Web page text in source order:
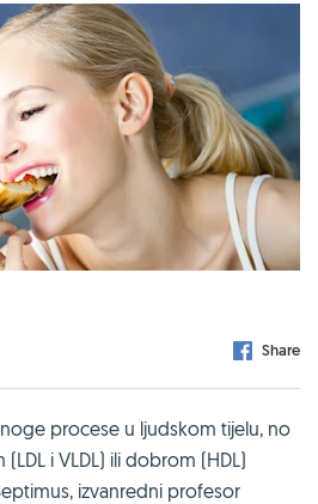
Share
procese u ljudskom tijelu, no
i VLDL) ili dobrom (HDL)
izvanredni profesor